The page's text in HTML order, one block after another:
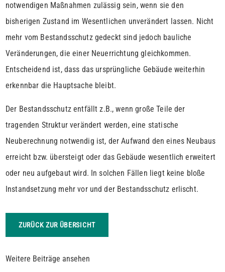
notwendigen Maßnahmen zulässig sein, wenn sie den
bisherigen Zustand im Wesentlichen unverändert lassen. Nicht
mehr vom Bestandsschutz gedeckt sind jedoch bauliche
Veränderungen, die einer Neuerrichtung gleichkommen.
Entscheidend ist, dass das ursprüngliche Gebäude weiterhin
erkennbar die Hauptsache bleibt.
Der Bestandsschutz entfällt z.B., wenn große Teile der
tragenden Struktur verändert werden, eine statische
Neuberechnung notwendig ist, der Aufwand den eines Neubaus
erreicht bzw. übersteigt oder das Gebäude wesentlich erweitert
oder neu aufgebaut wird. In solchen Fällen liegt keine bloße
Instandsetzung mehr vor und der Bestandsschutz erlischt.
ZURÜCK ZUR ÜBERSICHT
Weitere Beiträge ansehen